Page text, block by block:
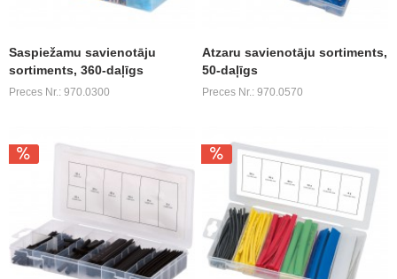
Saspiežamu savienotāju
sortiments, 360-daļīgs
Preces Nr.: 970.0300
Atzaru savienotāju sortiments,
50-daļīgs
Preces Nr.: 970.0570